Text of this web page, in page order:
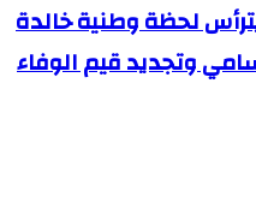
لحظة وطنية خالدة
وتجديد قيم الوفاء